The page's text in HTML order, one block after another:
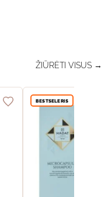
ŽIŪRĖTI VISUS →
BESTSELERIS